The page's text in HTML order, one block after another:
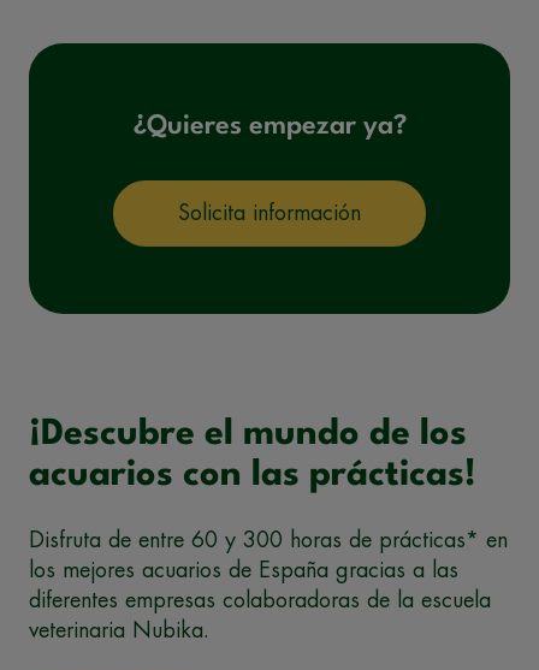
¿Quieres empezar ya?
Solicita información
¡Descubre el mundo de los
acuarios con las prácticas!
Disfruta de entre 60 y 300 horas de prácticas* en
los mejores acuarios de España gracias a las
diferentes empresas colaboradoras de la escuela
veterinaria Nubika.